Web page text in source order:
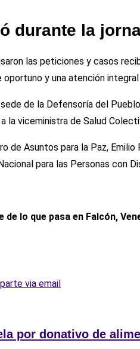
durante la
las peticiones y casos
y una atención
de la Defensoría del
la viceministra de Salud
de Asuntos para la Paz,
para las Personas con
lo que pasa en Falcón,
via email
por donativo de